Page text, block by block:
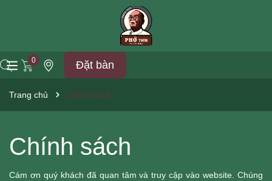
0 Đặt bàn
Trang chủ Chính sách
Chính sách
Cám ơn quý khách đã quan tâm và truy cập vào website. Chúng